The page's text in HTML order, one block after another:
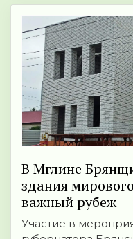
В Мглине
здания
важный рубеж
Участие в